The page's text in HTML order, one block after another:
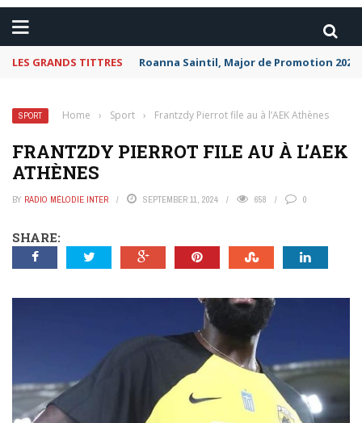
LES GRANDS TITTRES Roanna Saintil, Major de Promotion
SPORT Home › Sport › Frantzdy Pierrot file au à l’AEK Athènes
FRANTZDY PIERROT FILE AU À L’AEK
ATHÈNES
BY RADIO MÉLODIE INTER SEPTEMBER 11, 2024 658 0
SHARE: